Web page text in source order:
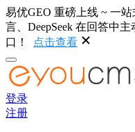
易优GEO 重磅上线 ~ 一
言、DeepSeek 在回答中
口！
点击查看
登录
注册